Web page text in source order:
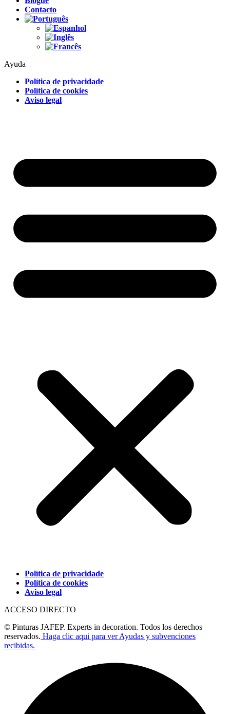
Contacto
Ayuda
Política de privacidade
Política de cookies
Aviso legal
Política de privacidade
Política de cookies
Aviso legal
ACCESO DIRECTO
© Pinturas JAFEP. Experts in decoration. Todos los derechos
reservados. Haga clic aqui para ver Ayudas y subvenciones
recibidas.